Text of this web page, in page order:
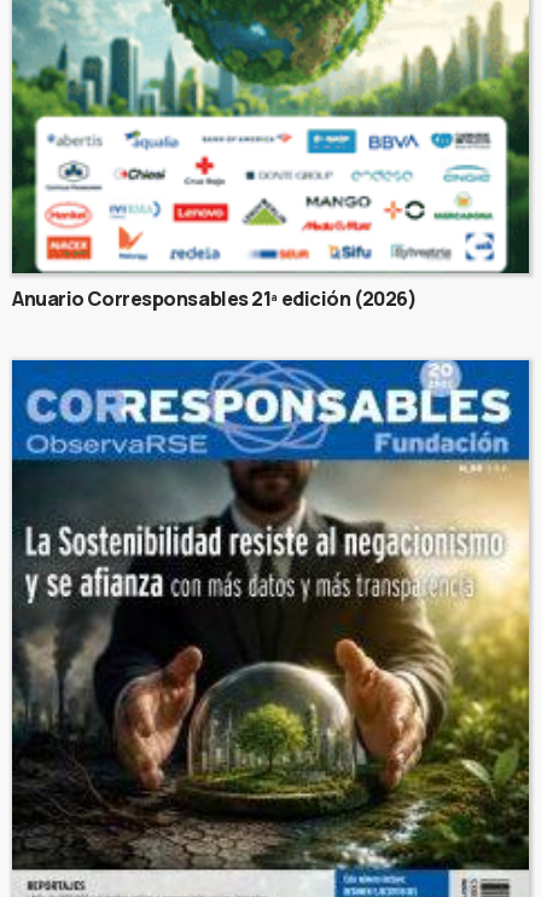
Anuario Corresponsables 21ª edición (2026)